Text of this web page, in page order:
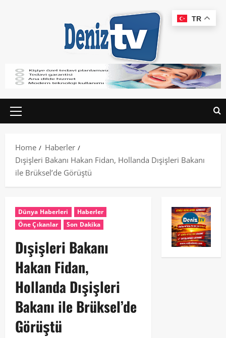
Home
Haberler
Dışişleri Bakanı Hakan Fidan, Hollanda Dışişleri Bakanı
ile Brüksel’de Görüştü
Dünya Haberleri
Haberler
Öne Çıkanlar
Son Dakika
Dışişleri Bakanı
Hakan Fidan,
Hollanda Dışişleri
Bakanı ile Brüksel’de
Görüştü
TR